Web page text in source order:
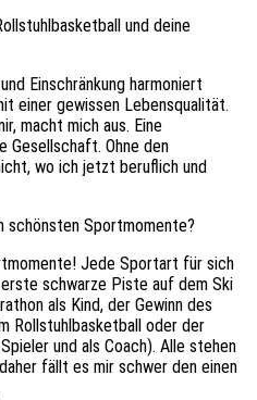
und deine
Einschränkung harmoniert
einer gewissen Lebensqualität.
macht mich aus. Eine
Gesellschaft. Ohne den
wo ich jetzt beruflich und
schönsten Sportmomente?
Jede Sportart für sich
schwarze Piste auf dem Ski
als Kind, der Gewinn des
Rollstuhlbasketball oder der
und als Coach). Alle stehen
fällt es mir schwer den einen